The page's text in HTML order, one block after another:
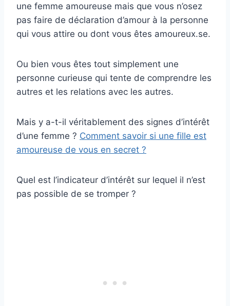
une femme amoureuse mais que vous n’osez
pas faire de déclaration d’amour à la personne
qui vous attire ou dont vous êtes amoureux.se.
Ou bien vous êtes tout simplement une
personne curieuse qui tente de comprendre les
autres et les relations avec les autres.
Mais y a-t-il véritablement des signes d’intérêt
d’une femme ? Comment savoir si une fille est
amoureuse de vous en secret ?
Quel est l’indicateur d’intérêt sur lequel il n’est
pas possible de se tromper ?